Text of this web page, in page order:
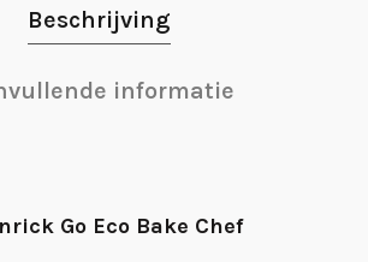
Beschrijving
informatie
Go Eco Bake Chef